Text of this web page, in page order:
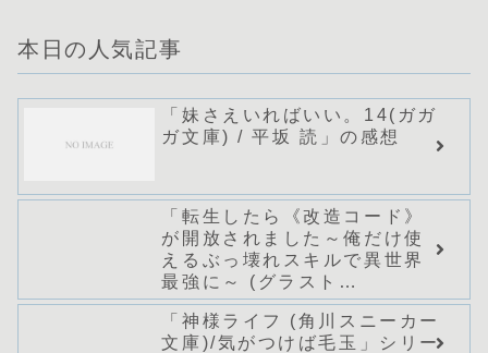
本日の人気記事
「妹さえいればいい。14(ガガ
ガ文庫) / 平坂 読」の感想
「転生したら《改造コード》
が開放されました～俺だけ使
えるぶっ壊れスキルで異世界
最強に～ (グラスト
NOVELS)/どまどま」シリー
ズ全巻のあらすじ・感想
「神様ライフ (角川スニーカー
文庫)/気がつけば毛玉」シリー